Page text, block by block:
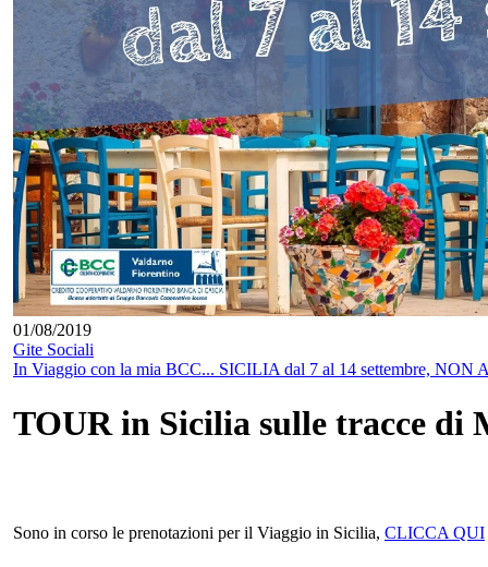
01/08/2019
Gite Sociali
In Viaggio con la mia BCC... SICILIA dal 7 al 14 settembre, NON
TOUR in Sicilia sulle tracce di
Sono in corso le prenotazioni per il Viaggio in Sicilia, CLICCA QUI